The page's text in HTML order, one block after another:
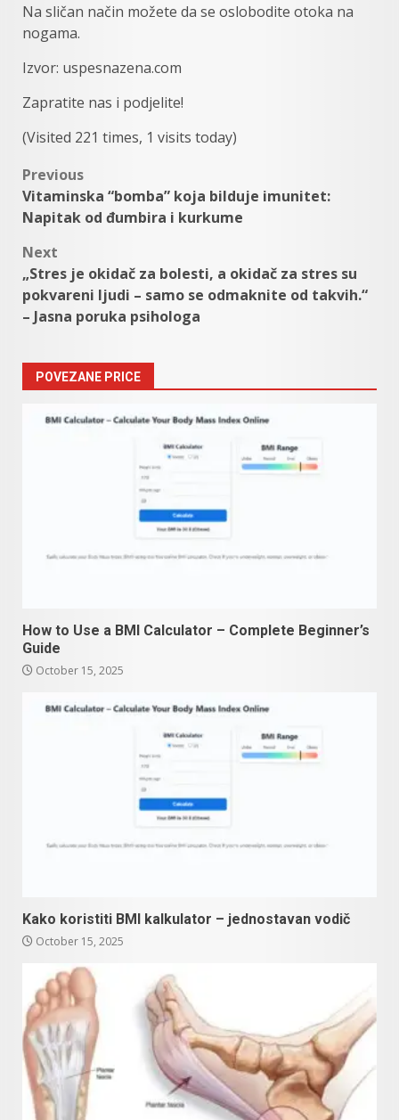
Na sličan način možete da se oslobodite otoka na
nogama.
Izvor: uspesnazena.com
Zapratite nas i podjelite!
(Visited 221 times, 1 visits today)
Post
navigation
Previous
Vitaminska “bomba” koja bilduje imunitet:
Napitak od đumbira i kurkume
Next
„Stres je okidač za bolesti, a okidač za stres su
pokvareni ljudi – samo se odmaknite od takvih.“
– Jasna poruka psihologa
POVEZANE PRICE
How to Use a BMI Calculator – Complete Beginner’s
Guide
October 15, 2025
Kako koristiti BMI kalkulator – jednostavan vodič
October 15, 2025